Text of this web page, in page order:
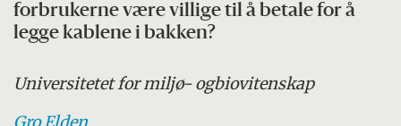
forbrukerne være villige til å betale for å
legge kablene i bakken?
Universitetet for miljø- ogbiovitenskap